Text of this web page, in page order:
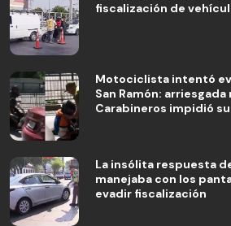
fiscalización de
Motociclista intentó
San Ramón:
Carabineros impidió
La insólita respuesta
manejaba con los
evadir fiscalización